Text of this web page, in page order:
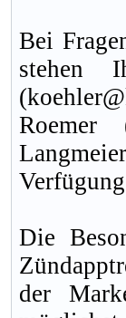
Bei
stehen
Roemer
Die
der